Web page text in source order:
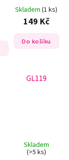
Skladem(1 ks)
149 Kč
Do košíku
Skladem
(>5 ks)
GL119